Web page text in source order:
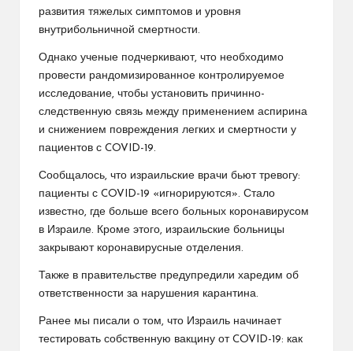
развития тяжелых симптомов и уровня
внутрибольничной смертности.
Однако ученые подчеркивают, что необходимо
провести рандомизированное контролируемое
исследование, чтобы установить причинно-
следственную связь между применением аспирина
и снижением повреждения легких и смертности у
пациентов с COVID-19.
Сообщалось, что израильские врачи бьют тревогу:
пациенты с COVID-19 «игнорируются». Стало
известно, где больше всего больных коронавирусом
в Израиле. Кроме этого, израильские больницы
закрывают коронавирусные отделения.
Также в правительстве предупредили харедим об
ответственности за нарушения карантина.
Ранее мы писали о том, что Израиль начинает
тестировать собственную вакцину от COVID-19: как